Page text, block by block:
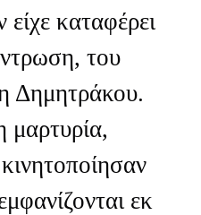
καταφέρει
του
Δημητράκου.
μαρτυρία,
εκ